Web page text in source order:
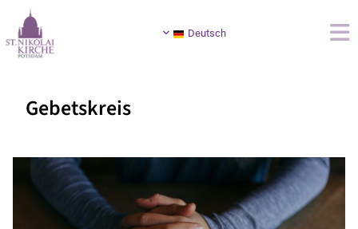
Deutsch
Gebetskreis